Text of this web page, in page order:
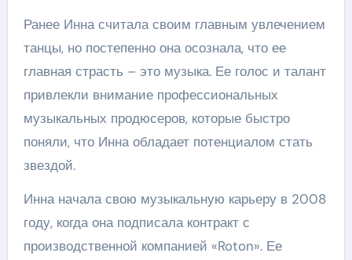
Ранее Инна считала своим главным увлечением
танцы, но постепенно она осознала, что ее
главная страсть – это музыка. Ее голос и талант
привлекли внимание профессиональных
музыкальных продюсеров, которые быстро
поняли, что Инна обладает потенциалом стать
звездой.
Инна начала свою музыкальную карьеру в 2008
году, когда она подписала контракт с
производственной компанией «Roton». Ее